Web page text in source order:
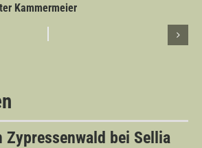
Kammermeier
Zypressenwald bei Sellia